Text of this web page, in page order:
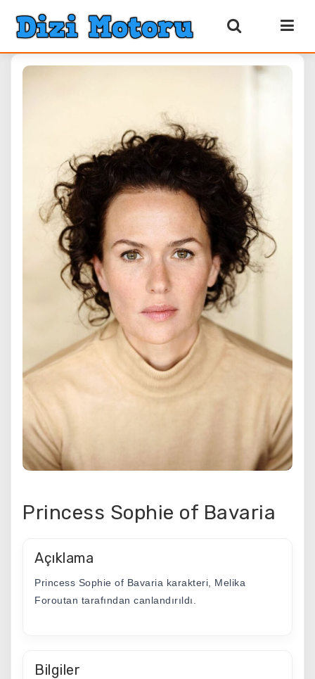
Princess Sophie of Bavaria
Açıklama
Princess Sophie of Bavaria karakteri, Melika
Foroutan tarafından canlandırıldı.
Bilgiler